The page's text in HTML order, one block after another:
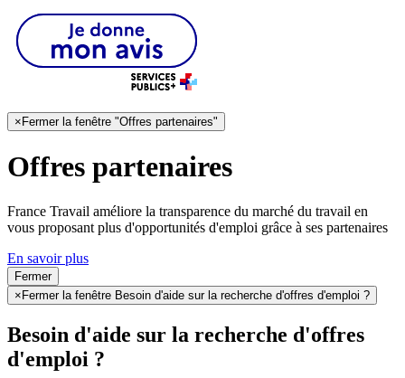
× Fermer la fenêtre "Offres partenaires"
Offres partenaires
France Travail améliore la transparence du marché du travail en
vous proposant plus d'opportunités d'emploi grâce à ses partenaires
En savoir plus
Fermer
× Fermer la fenêtre Besoin d'aide sur la recherche d'offres d'emploi ?
Besoin d'aide sur la recherche d'offres
d'emploi ?